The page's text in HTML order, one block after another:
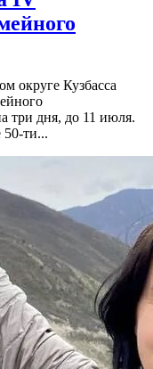
округе Кузбасса
три дня, до 11 июля.
50-ти...